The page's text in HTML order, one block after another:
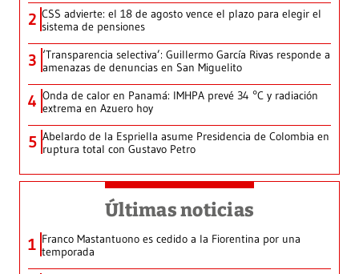
2 CSS advierte: el 18 de agosto vence el plazo para elegir el
sistema de pensiones
3 ‘Transparencia selectiva’: Guillermo García Rivas responde a
amenazas de denuncias en San Miguelito
4 Onda de calor en Panamá: IMHPA prevé 34 °C y radiación
extrema en Azuero hoy
5 Abelardo de la Espriella asume Presidencia de Colombia en
ruptura total con Gustavo Petro
Últimas noticias
1 Franco Mastantuono es cedido a la Fiorentina por una
temporada